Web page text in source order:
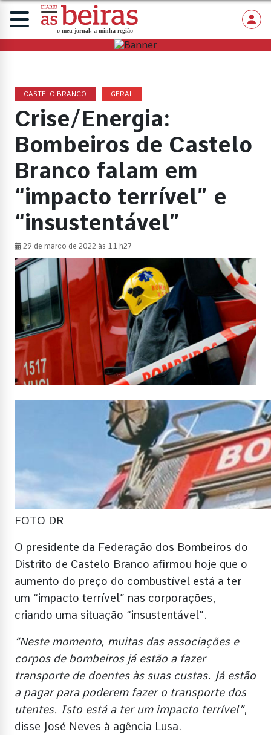
CASTELO BRANCO GERAL
Crise/Energia:
Bombeiros de Castelo
Branco falam em
“impacto terrível” e
“insustentável”
29 de março de 2022 às 11 h27
FOTO DR
O presidente da Federação dos Bombeiros do
Distrito de Castelo Branco afirmou hoje que o
aumento do preço do combustível está a ter
um “impacto terrível” nas corporações,
criando uma situação “insustentável”.
“Neste momento, muitas das associações e
corpos de bombeiros já estão a fazer
transporte de doentes às suas custas. Já estão
a pagar para poderem fazer o transporte dos
utentes. Isto está a ter um impacto terrível”,
disse José Neves à agência Lusa.